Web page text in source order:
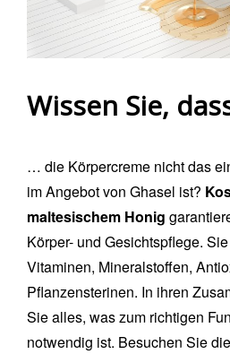
Wissen Sie,
… die Körpercreme nicht das
im Angebot von Ghasel ist?
maltesischem Honig
Körper- und Gesichtspflege.
Vitaminen, Mineralstoffen,
Pflanzensterinen. In ihren
Sie alles, was zum richtigen
notwendig ist. Besuchen Sie